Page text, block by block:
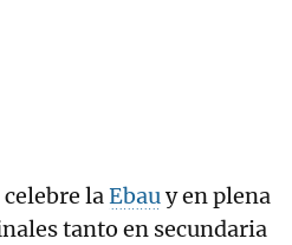
celebre laEbauy en plena
tanto en secundaria